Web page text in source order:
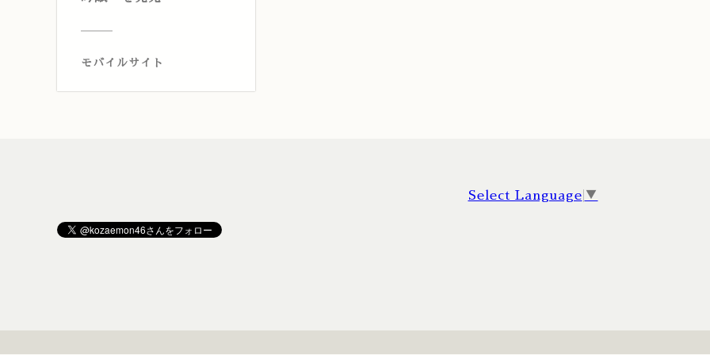
モバイルサイト
Select Language ▼